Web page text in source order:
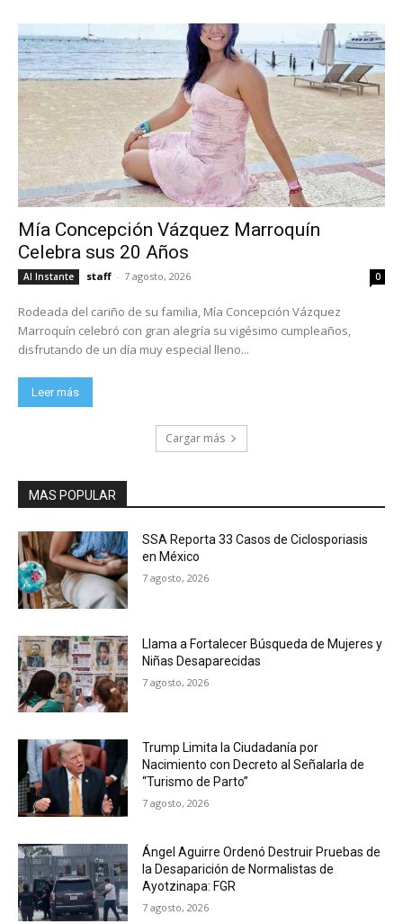
Mía Concepción Vázquez Marroquín
Celebra sus 20 Años
Al Instante staff - 7 agosto, 2026 0
Rodeada del cariño de su familia, Mía Concepción Vázquez
Marroquín celebró con gran alegría su vigésimo cumpleaños,
disfrutando de un día muy especial lleno...
Leer más
Cargar más
MAS POPULAR
SSA Reporta 33 Casos de Ciclosporiasis
en México
7 agosto, 2026
Llama a Fortalecer Búsqueda de Mujeres y
Niñas Desaparecidas
7 agosto, 2026
Trump Limita la Ciudadanía por
Nacimiento con Decreto al Señalarla de
“Turismo de Parto”
7 agosto, 2026
Ángel Aguirre Ordenó Destruir Pruebas de
la Desaparición de Normalistas de
Ayotzinapa: FGR
7 agosto, 2026